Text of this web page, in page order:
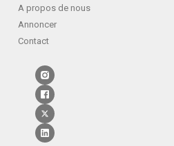
A propos de nous
Annoncer
Contact